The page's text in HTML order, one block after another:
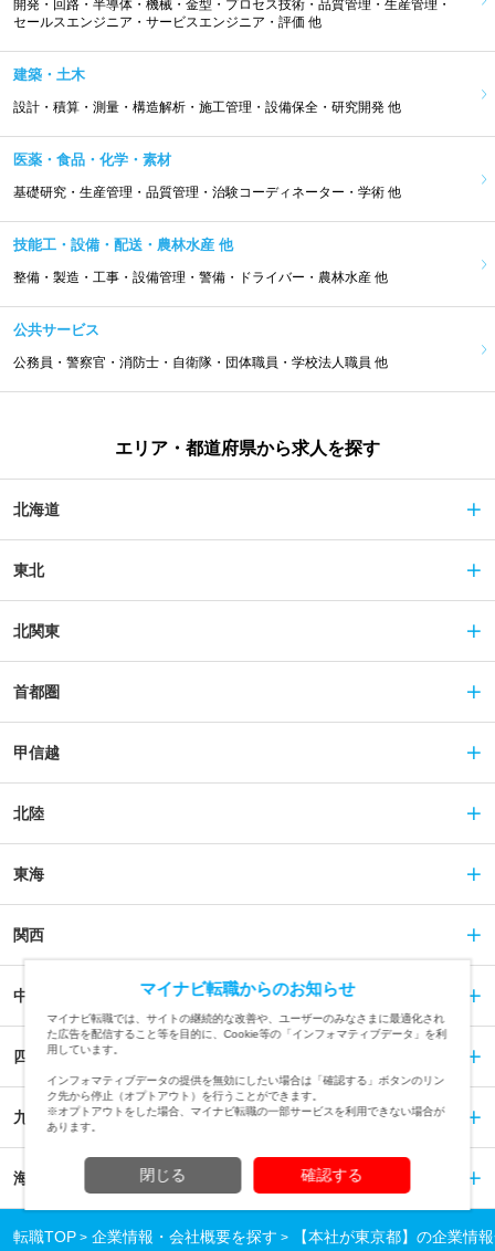
開発・回路・半導体・機械・金型・プロセス技術・品質管理・生産管理・
セールスエンジニア・サービスエンジニア・評価 他
建築・土木
設計・積算・測量・構造解析・施工管理・設備保全・研究開発 他
医薬・食品・化学・素材
基礎研究・生産管理・品質管理・治験コーディネーター・学術 他
技能工・設備・配送・農林水産 他
整備・製造・工事・設備管理・警備・ドライバー・農林水産 他
公共サービス
公務員・警察官・消防士・自衛隊・団体職員・学校法人職員 他
エリア・都道府県から求人を探す
北海道
東北
北関東
首都圏
甲信越
北陸
東海
関西
中国
四国
九州
海外
転職TOP 企業情報・会社概要を探す 【本社が東京都】の企業情
マイナビ転職からのお知らせ
マイナビ転職では、サイトの継続的な改善や、ユーザーのみなさまに最適化され
た広告を配信すること等を目的に、Cookie等の「インフォマティブデータ」を利
用しています。
インフォマティブデータの提供を無効にしたい場合は「確認する」ボタンのリン
ク先から停止（オプトアウト）を行うことができます。
※オプトアウトをした場合、マイナビ転職の一部サービスを利用できない場合が
あります。
閉じる 確認する